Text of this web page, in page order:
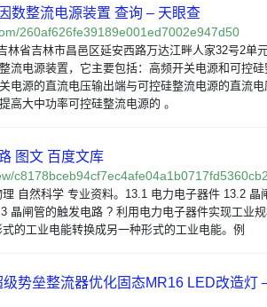
数整流电源装置 查询 – 天眼查
260af626fe39189e001ed7002e947d50
林省吉林市昌邑区延安西路万达江畔人家32号2单
流电源装置，它主要包括：高频开关电源和可控硅
电源的直流电压输出端与可控硅整流电源的直流电
高大中功率可控硅整流电源的 。
图文 百度文库
自然科学 专业资料。13.1 电力电子器件 13.2 晶
晶闸管的触发电路 ? 利用电力电子器件实现工业
的工业电能转换成另一种形式的工业电能。例
势垒整流器优化固态MR16 LED改造灯